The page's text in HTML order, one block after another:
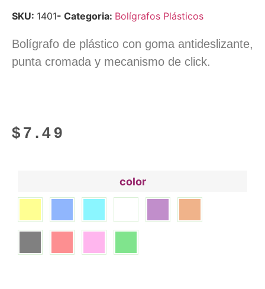
SKU: 1401- Categoria: Bolígrafos Plásticos
Bolígrafo de plástico con goma antideslizante,
punta cromada y mecanismo de click.
$ 7.49
color